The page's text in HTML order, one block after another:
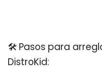
🛠️ Pasos para
DistroKid: